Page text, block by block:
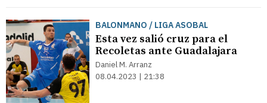
BALONMANO / LIGA ASOBAL
Esta vez salió cruz para el
Recoletas ante Guadalajara
Daniel M. Arranz
08.04.2023 | 21:38